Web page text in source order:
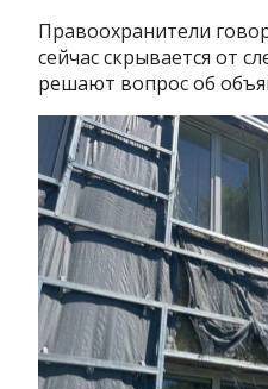
Правоохранители
сейчас скрывается от
решают вопрос об